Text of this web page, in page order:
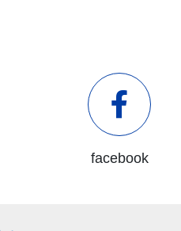
facebook